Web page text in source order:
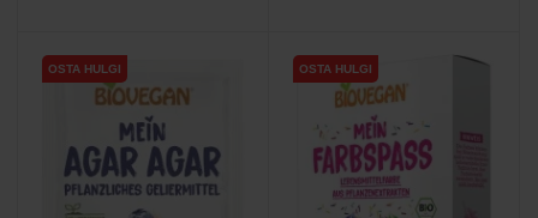
OSTA HULGI OSTA HULGI